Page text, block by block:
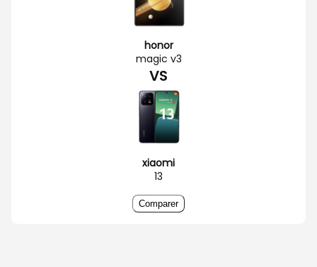
honor
magic v3
VS
xiaomi
13
Comparer